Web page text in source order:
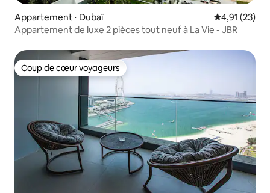
Appartement ⋅ Dubaï Évaluation
4,91 (23)
Appartement de luxe 2 pièces tout neuf à La Vie - JBR
Coup de cœur voyageurs
Coup de cœur voyageurs